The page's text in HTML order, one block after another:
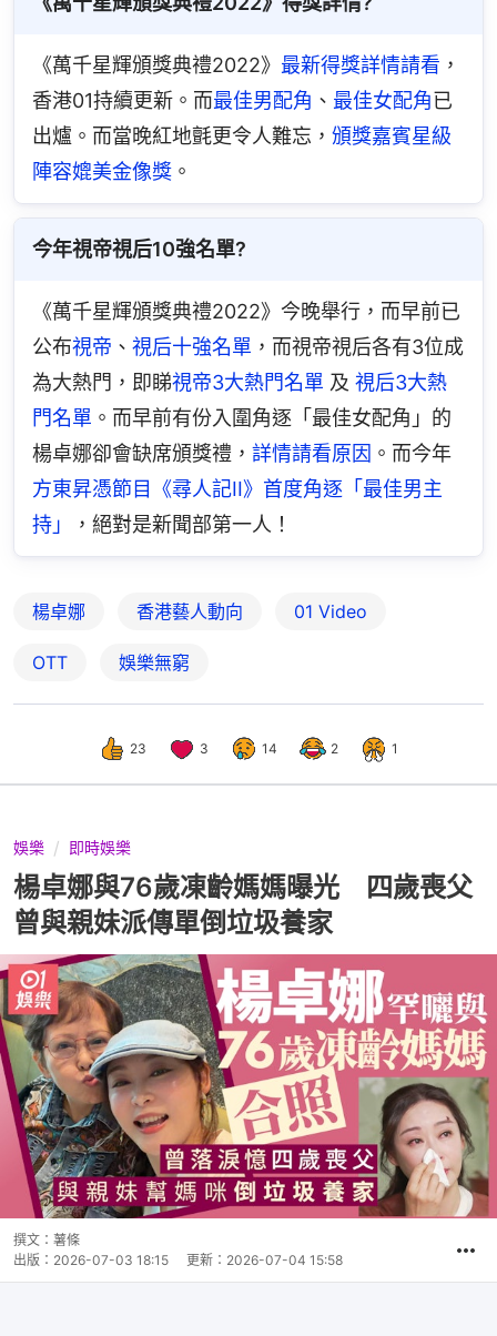
《萬千星輝頒獎典禮2022》 最新得獎詳情請看 ，
香港01持續更新。而最佳男配角 、 最佳女配角已
出爐。而當晚紅地氈更令人難忘， 頒獎嘉賓星級
陣容媲美金像獎 。
今年視帝視后10強名單?
《萬千星輝頒獎典禮2022》今晚舉行，而早前已
公布視帝 、 視后十強名單 ，而視帝視后各有3位成
為大熱門，即睇視帝3大熱門名單 及 視后3大熱
門名單 。而早前有份入圍角逐「最佳女配角」的
楊卓娜卻會缺席頒獎禮， 詳情請看原因 。而今年
方東昇憑節目《尋人記II》首度角逐「最佳男主
持」
，絕對是新聞部第一人！
楊卓娜 香港藝人動向 01 Video
OTT 娛樂無窮
23 3 14 2 1
娛樂 即時娛樂
楊卓娜與76歲凍齡媽媽曝光 四歲喪父
曾與親妹派傳單倒垃圾養家
撰文： 薯條
出版： 2026-07-03 18:15 更新： 2026-07-04 15:58